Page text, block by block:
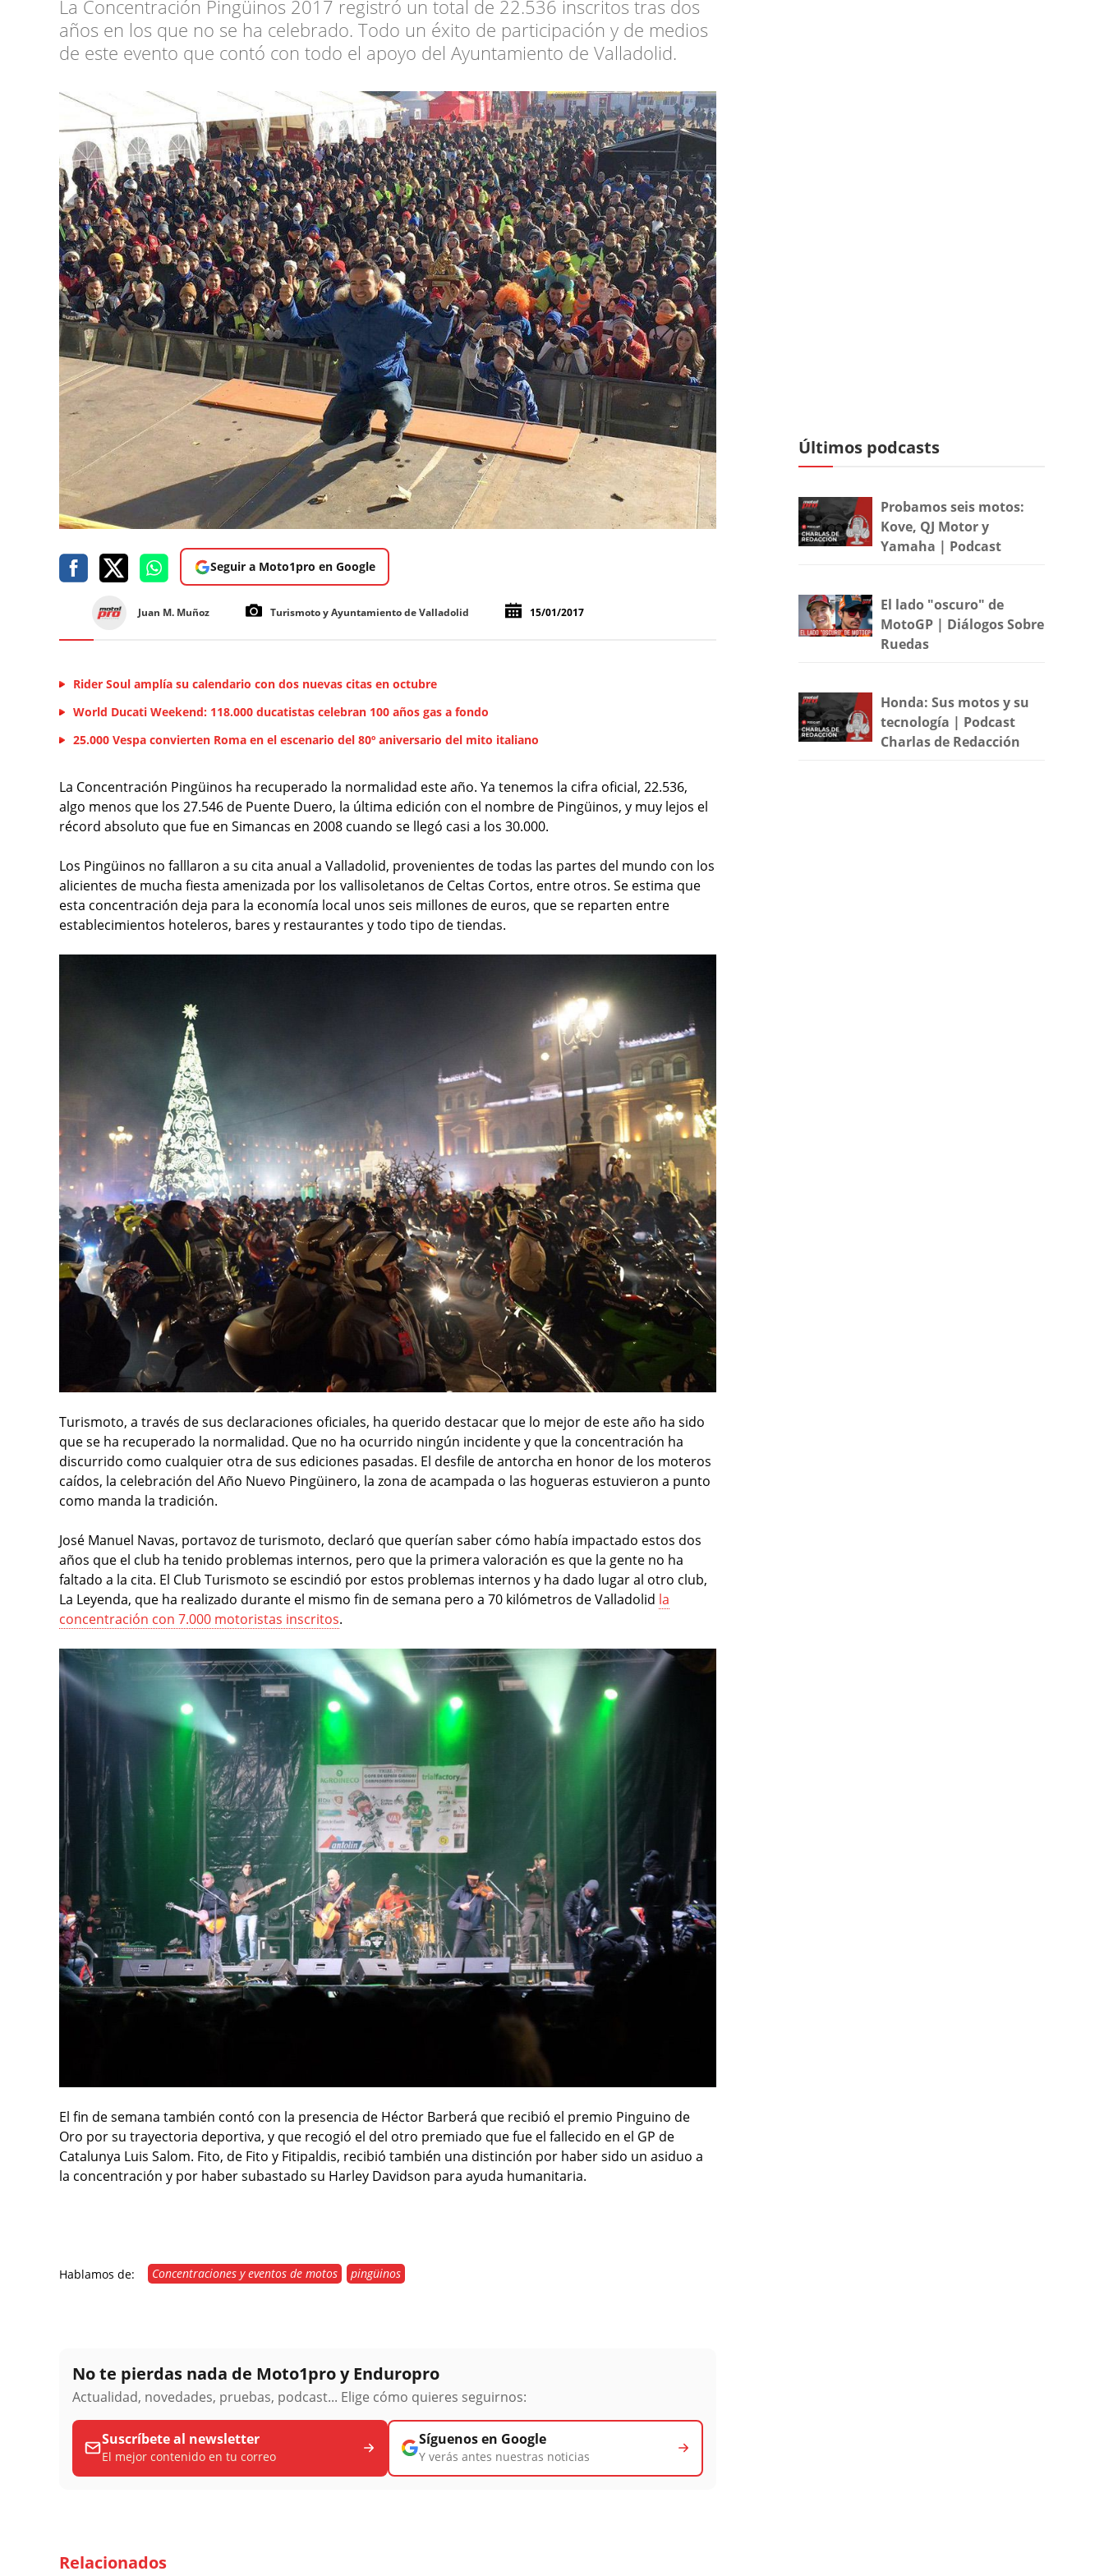
La Concentración Pingüinos 2017 registró un total de 22.536 inscritos tras dos
años en los que no se ha celebrado. Todo un éxito de participación y de medios
de este evento que contó con todo el apoyo del Ayuntamiento de Valladolid.
Seguir a Moto1pro en Google
Juan M. Muñoz Turismoto y Ayuntamiento de Valladolid 15/01/2017
Rider Soul amplía su calendario con dos nuevas citas en octubre
World Ducati Weekend: 118.000 ducatistas celebran 100 años gas a fondo
25.000 Vespa convierten Roma en el escenario del 80º aniversario del mito italiano
La Concentración Pingüinos ha recuperado la normalidad este año. Ya tenemos la cifra oficial, 22.536,
algo menos que los 27.546 de Puente Duero, la última edición con el nombre de Pingüinos, y muy lejos el
récord absoluto que fue en Simancas en 2008 cuando se llegó casi a los 30.000.
Los Pingüinos no falllaron a su cita anual a Valladolid, provenientes de todas las partes del mundo con los
alicientes de mucha fiesta amenizada por los vallisoletanos de Celtas Cortos, entre otros. Se estima que
esta concentración deja para la economía local unos seis millones de euros, que se reparten entre
establecimientos hoteleros, bares y restaurantes y todo tipo de tiendas.
Turismoto, a través de sus declaraciones oficiales, ha querido destacar que lo mejor de este año ha sido
que se ha recuperado la normalidad. Que no ha ocurrido ningún incidente y que la concentración ha
discurrido como cualquier otra de sus ediciones pasadas. El desfile de antorcha en honor de los moteros
caídos, la celebración del Año Nuevo Pingüinero, la zona de acampada o las hogueras estuvieron a punto
como manda la tradición.
José Manuel Navas, portavoz de turismoto, declaró que querían saber cómo había impactado estos dos
años que el club ha tenido problemas internos, pero que la primera valoración es que la gente no ha
faltado a la cita. El Club Turismoto se escindió por estos problemas internos y ha dado lugar al otro club,
La Leyenda, que ha realizado durante el mismo fin de semana pero a 70 kilómetros de Valladolid la
concentración con 7.000 motoristas inscritos.
El fin de semana también contó con la presencia de Héctor Barberá que recibió el premio Pinguino de
Oro por su trayectoria deportiva, y que recogió el del otro premiado que fue el fallecido en el GP de
Catalunya Luis Salom. Fito, de Fito y Fitipaldis, recibió también una distinción por haber sido un asiduo a
la concentración y por haber subastado su Harley Davidson para ayuda humanitaria.
Hablamos de: Concentraciones y eventos de motos pingüinos
No te pierdas nada de Moto1pro y Enduropro
Actualidad, novedades, pruebas, podcast... Elige cómo quieres seguirnos:
Suscríbete al newsletter
El mejor contenido en tu correo
Síguenos en Google
Y verás antes nuestras noticias
Relacionados
Últimos podcasts
Probamos seis motos:
Kove, QJ Motor y
Yamaha | Podcast
El lado "oscuro" de
MotoGP | Diálogos Sobre
Ruedas
Honda: Sus motos y su
tecnología | Podcast
Charlas de Redacción